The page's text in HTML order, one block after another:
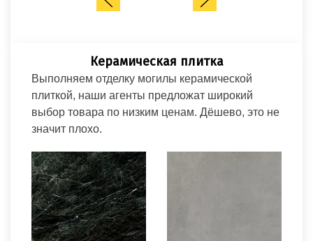
Керамическая плитка
Выполняем отделку могилы керамической
плиткой, наши агенты предложат широкий
выбор товара по низким ценам. Дёшево, это не
значит плохо.